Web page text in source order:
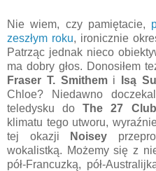
Nie wiem, czy pamiętacie,
zeszłym roku, ironicznie
Patrząc jednak nieco
ma dobry głos. Donosiłem
Fraser T. Smithemi Isą
Chloe? Niedawno
teledysku doThe 27 Club
klimatu tego utworu,
tej okazji
Noisey
wokalistką. Możemy się z
pół-Francuzką, pół-